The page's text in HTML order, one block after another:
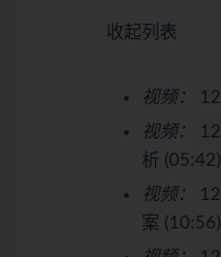
收起列表
视频：
视频：
析 (05:42)
视频：
案 (10:56)